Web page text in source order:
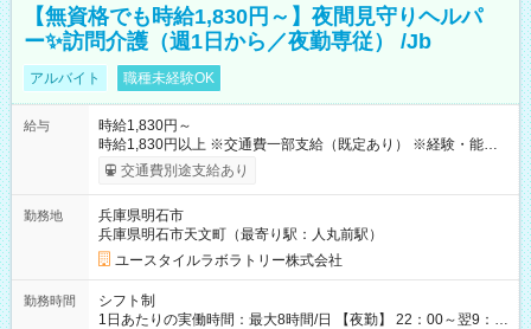
【無資格でも時給1,830円～】夜間見守りヘルパ
ー✨訪問介護（週1日から／夜勤専従） /Jb
アルバイト 職種未経験OK
給与
時給1,830円～
時給1,830円以上 ※交通費一部支給（既定あり） ※経験・能力を
考慮して決定します 【収入例】 週1回勤務の場合：1,830円×8時
間×4回=5万8,560円 週3回勤務の場合：1,830円×8時間×12回
月 ※ 雇用形態と給与に、本採用時と異なる部分があります。 雇
用形態：本採用時と同じです。 給与：時給 1,550円以上
交通費別途支給あり
勤務地
兵庫県明石市
兵庫県明石市天文町（最寄り駅：人丸前駅）
ユースタイルラボラトリー株式会社
勤務時間
シフト制
1日あたりの実働時間：最大8時間/日 【夜勤】 22：00～翌9：